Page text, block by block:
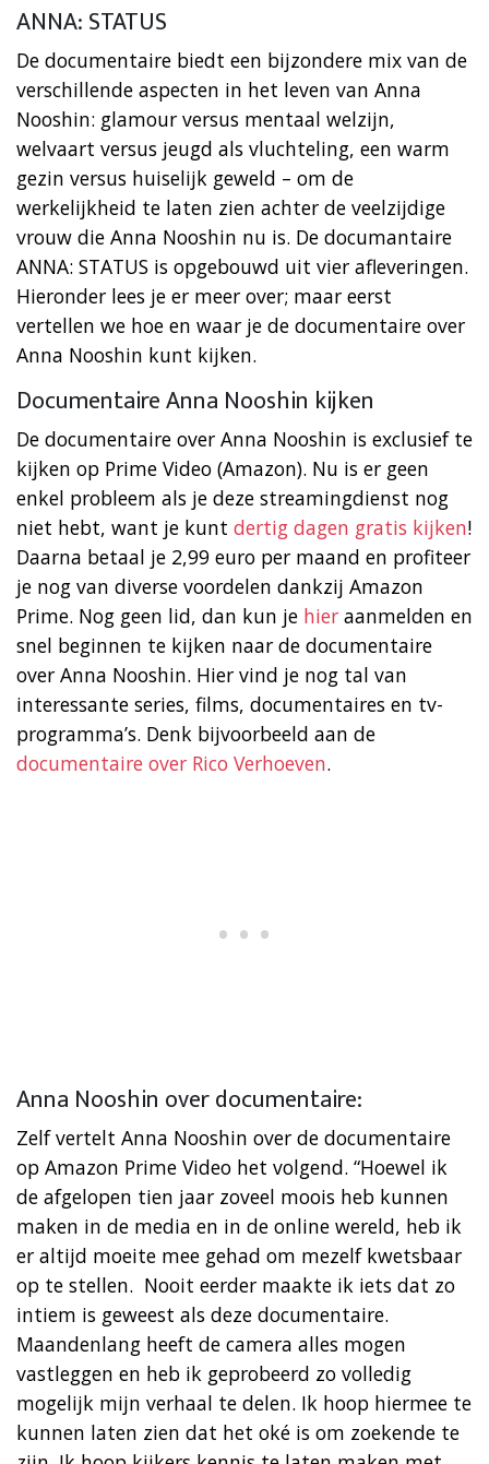
ANNA: STATUS
De documentaire biedt een bijzondere mix van de
verschillende aspecten in het leven van Anna
Nooshin: glamour versus mentaal welzijn,
welvaart versus jeugd als vluchteling, een warm
gezin versus huiselijk geweld – om de
werkelijkheid te laten zien achter de veelzijdige
vrouw die Anna Nooshin nu is. De documantaire
ANNA: STATUS is opgebouwd uit vier afleveringen.
Hieronder lees je er meer over; maar eerst
vertellen we hoe en waar je de documentaire over
Anna Nooshin kunt kijken.
Documentaire Anna Nooshin kijken
De documentaire over Anna Nooshin is exclusief te
kijken op Prime Video (Amazon). Nu is er geen
enkel probleem als je deze streamingdienst nog
niet hebt, want je kunt dertig dagen gratis kijken!
Daarna betaal je 2,99 euro per maand en profiteer
je nog van diverse voordelen dankzij Amazon
Prime. Nog geen lid, dan kun je hier aanmelden en
snel beginnen te kijken naar de documentaire
over Anna Nooshin. Hier vind je nog tal van
interessante series, films, documentaires en tv-
programma’s. Denk bijvoorbeeld aan de
documentaire over Rico Verhoeven.
Anna Nooshin over documentaire:
Zelf vertelt Anna Nooshin over de documentaire
op Amazon Prime Video het volgend. “Hoewel ik
de afgelopen tien jaar zoveel moois heb kunnen
maken in de media en in de online wereld, heb ik
er altijd moeite mee gehad om mezelf kwetsbaar
op te stellen. Nooit eerder maakte ik iets dat zo
intiem is geweest als deze documentaire.
Maandenlang heeft de camera alles mogen
vastleggen en heb ik geprobeerd zo volledig
mogelijk mijn verhaal te delen. Ik hoop hiermee te
kunnen laten zien dat het oké is om zoekende te